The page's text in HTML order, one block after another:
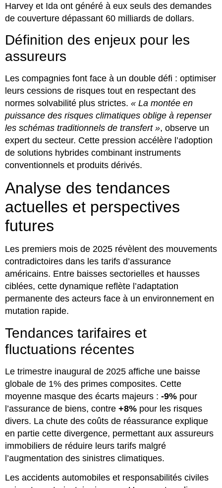
Harvey et Ida ont généré à eux seuls des demandes
de couverture dépassant 60 milliards de dollars.
Définition des enjeux pour les
assureurs
Les compagnies font face à un double défi : optimiser
leurs cessions de risques tout en respectant des
normes solvabilité plus strictes. « La montée en
puissance des risques climatiques oblige à repenser
les schémas traditionnels de transfert », observe un
expert du secteur. Cette pression accélère l’adoption
de solutions hybrides combinant instruments
conventionnels et produits dérivés.
Analyse des tendances
actuelles et perspectives
futures
Les premiers mois de 2025 révèlent des mouvements
contradictoires dans les tarifs d’assurance
américains. Entre baisses sectorielles et hausses
ciblées, cette dynamique reflète l’adaptation
permanente des acteurs face à un environnement en
mutation rapide.
Tendances tarifaires et
fluctuations récentes
Le trimestre inaugural de 2025 affiche une baisse
globale de 1% des primes composites. Cette
moyenne masque des écarts majeurs : -9% pour
l’assurance de biens, contre +8% pour les risques
divers. La chute des coûts de réassurance explique
en partie cette divergence, permettant aux assureurs
immobiliers de réduire leurs tarifs malgré
l’augmentation des sinistres climatiques.
Les accidents automobiles et responsabilités civiles